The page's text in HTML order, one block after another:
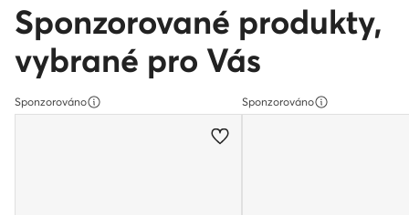
Sponzorované produkty,
vybrané pro Vás
Sponzorováno Sponzorováno